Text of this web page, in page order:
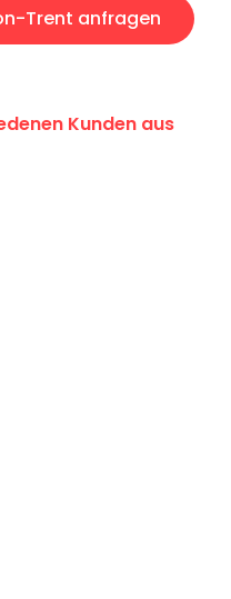
Trent anfragen
Kunden aus